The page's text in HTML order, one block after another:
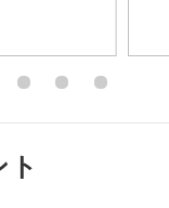
いますので、お食
。（機内食を除